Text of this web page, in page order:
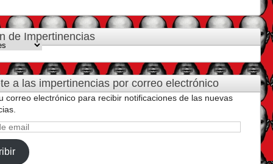
de Impertinencias
a las impertinencias por correo electrónico
correo electrónico para recibir notificaciones de las nuevas